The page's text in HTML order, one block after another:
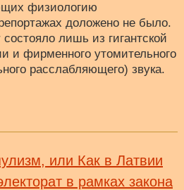
физиологию
доложено не было.
лишь из гигантской
и фирменного утомительного
расслабляющего) звука.
или Как в Латвии
в рамках закона